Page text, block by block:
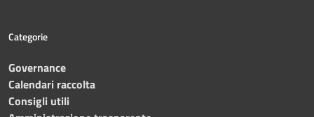
Categorie
Governance
Calendari raccolta
Consigli utili